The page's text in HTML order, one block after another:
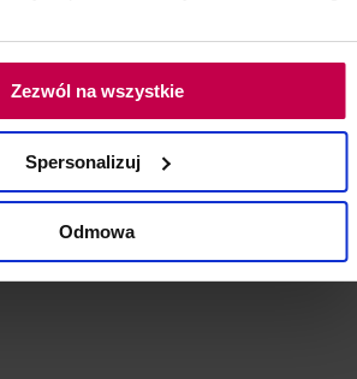
Zezwól na wszystkie
Spersonalizuj
Odmowa